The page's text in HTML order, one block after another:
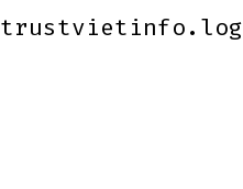
trustvietinfo.log
trustvietinfo.log